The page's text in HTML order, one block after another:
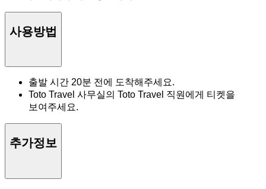
사용방법
출발 시간 20분 전에 도착해주세요.
Toto Travel 사무실의 Toto Travel 직원에게 티켓을
보여주세요.
추가정보